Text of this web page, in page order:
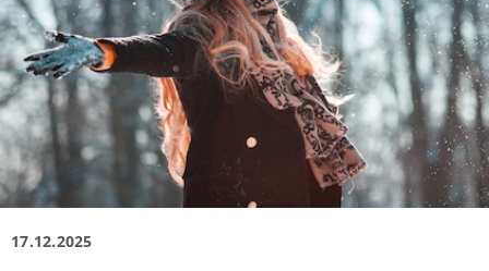
17.12.2025